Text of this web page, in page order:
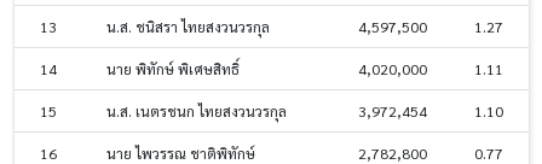
13 น.ส. ชนิสรา ไทยสงวนวรกุล 4,597,500 1.27
14 นาย พิทักษ์ พิเศษสิทธิ์ 4,020,000 1.11
15 น.ส. เนตรชนก ไทยสงวนวรกุล 3,972,454 1.10
16 นาย ไพวรรณ ชาติพิทักษ์ 2,782,800 0.77